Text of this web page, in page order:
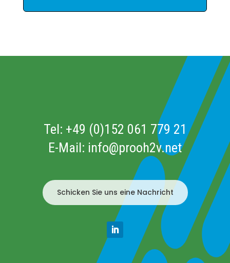
Tel: +49 (0)152 061 779 21
E-Mail: info@prooh2v.net
Schicken Sie uns eine Nachricht